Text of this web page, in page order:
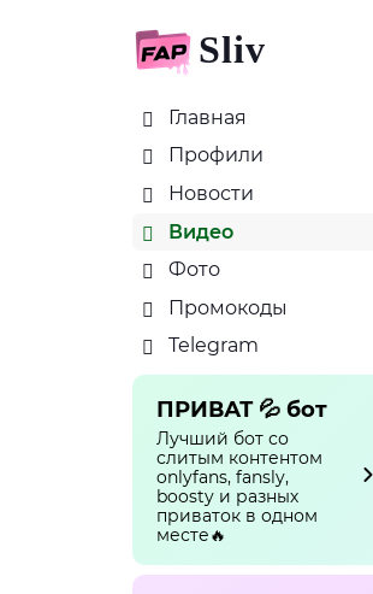
Sliv
Главная
Профили
Новости
Видео
Фото
Промокоды
Telegram
ПРИВАТ 💦 бот
Лучший бот со
слитым контентом
onlyfans, fansly,
boosty и разных
приваток в одном
месте🔥